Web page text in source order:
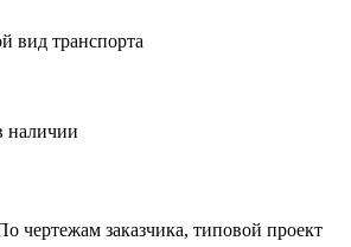
вид транспорта
наличии
чертежам заказчика, типовой проект